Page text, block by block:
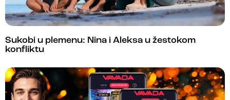
Sukobi u plemenu: Nina i Aleksa u žestokom
konfliktu